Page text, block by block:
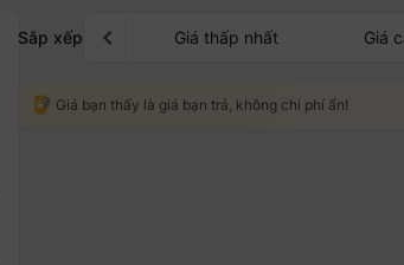
Sắp xếp chevron_left Giá thấp nhất Giá
Giá bạn thấy là giá bạn trả, không chi phí ẩn!